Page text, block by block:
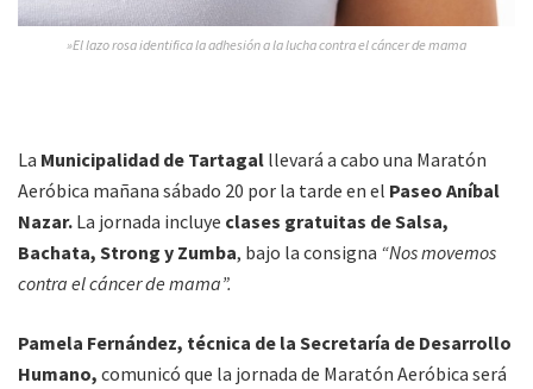
»El lazo rosa identifica la adhesión a la lucha contra el cáncer de mama
La Municipalidad de Tartagal llevará a cabo una Maratón
Aeróbica mañana sábado 20 por la tarde en el Paseo Aníbal
Nazar. La jornada incluye clases gratuitas de Salsa,
Bachata, Strong y Zumba, bajo la consigna “Nos movemos
contra el cáncer de mama”.
Pamela Fernández, técnica de la Secretaría de Desarrollo
Humano, comunicó que la jornada de Maratón Aeróbica será